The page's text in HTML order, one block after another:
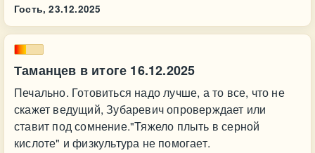
Гость, 23.12.2025
Таманцев в итоге 16.12.2025
Печально. Готовиться надо лучше, а то все, что не
скажет ведущий, Зубаревич опроверждает или
ставит под сомнение."Тяжело плыть в серной
кислоте" и физкультура не помогает.